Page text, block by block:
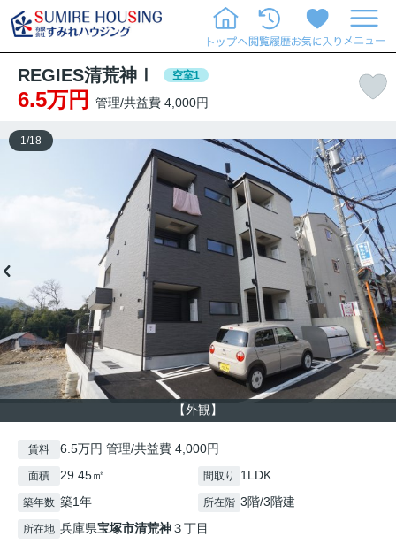
REGIES清荒神Ⅰ 空室1
6.5万円 管理/共益費 4,000円
【外観】
1 /18
賃料 6.5万円 管理/共益費 4,000円
面積 29.45㎡ 間取り 1LDK
築年数 築1年 所在階 3階/3階建
所在地 兵庫県宝塚市清荒神３丁目